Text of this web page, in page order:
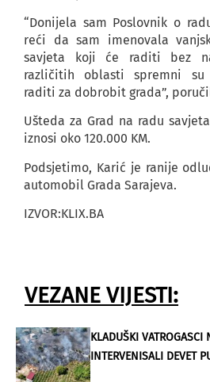
“Donijela sam Poslovnik o
reći da sam imenovala
savjeta koji će raditi bez
različitih oblasti spremni su
raditi za dobrobit grada”,
Ušteda za Grad na radu
iznosi oko 120.000 KM.
Podsjetimo, Karić je ranije
automobil Grada Sarajeva.
IZVOR:KLIX.BA
VEZANE VIJESTI:
KLADUŠKI VATROGASCI
INTERVENISALI DEVET